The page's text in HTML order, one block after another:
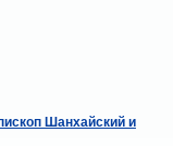
Шанхайский и